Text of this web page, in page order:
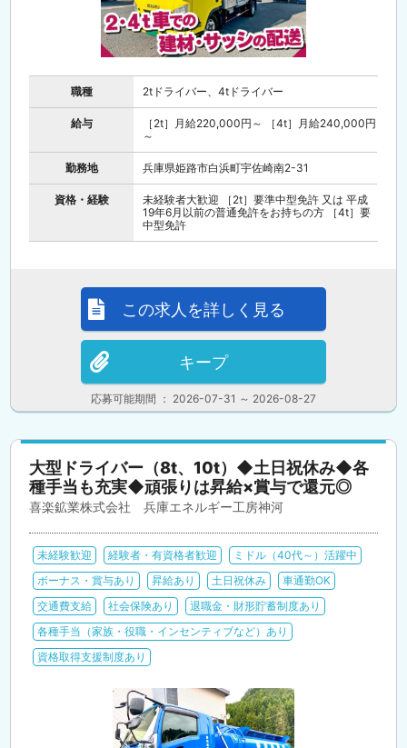
職種 2tドライバー、4tドライバー
給与
［2t］月給220,000円～ ［4t］月給240,000円
～
勤務地 兵庫県姫路市白浜町宇佐崎南2-31
資格・経験
未経験者大歓迎 ［2t］要準中型免許 又は 平成
19年6月以前の普通免許をお持ちの方 ［4t］要
中型免許
応募可能期間 ： 2026-07-31 ～ 2026-08-27
この求人を詳しく見る
キープ
大型ドライバー（8t、10t）◆土日祝休み◆各
種手当も充実◆頑張りは昇給×賞与で還元◎
喜楽鉱業株式会社 兵庫エネルギー工房神河
未経験歓迎 経験者・有資格者歓迎
ミドル（40代～）活躍中
ボーナス・賞与あり
昇給あり 土日祝休み
車通勤OK
交通費支給
社会保険あり
退職金・財形貯蓄制度あり
各種手当（家族・役職・インセンティブなど）あり
資格取得支援制度あり